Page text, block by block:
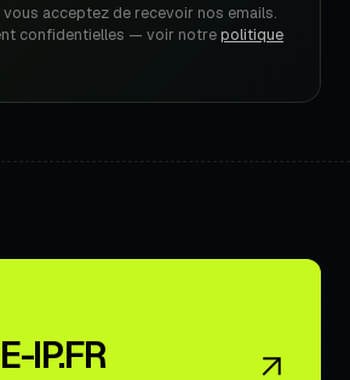
acceptez de recevoir nos emails.
confidentielles — voir notrepolitique
IP.FR